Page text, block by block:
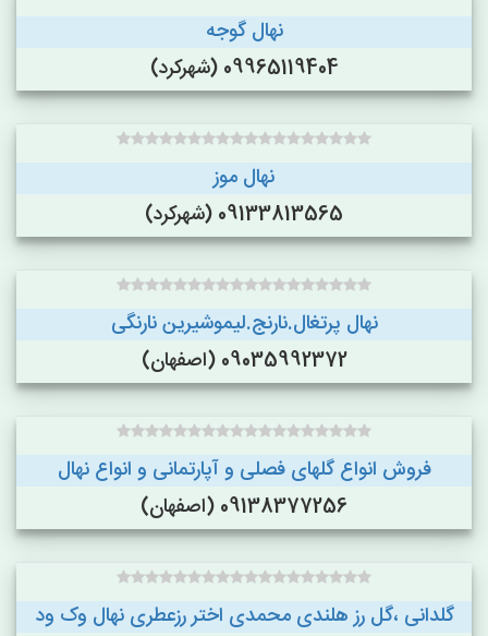
نهال گوجه
09965119404 (شهرکرد)
نهال موز
09133813565 (شهرکرد)
نهال پرتغال.نارنج.لیموشیرین نارنگی
09035992372 (اصفهان)
فروش انواع گلهای فصلی و آپارتمانی و انواع نهال
09138377256 (اصفهان)
گلدانی ،گل رز هلندی محمدی اختر رزعطری نهال وک ود